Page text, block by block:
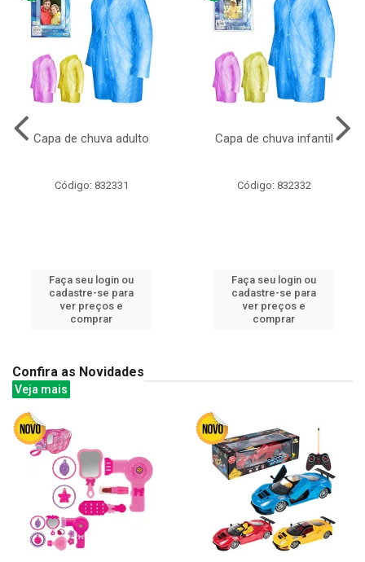
Capa de chuva adulto
Código: 832331
Faça seu login ou
cadastre-se para
ver preços e
comprar
Capa de chuva infantil
Código: 832332
Faça seu login ou
cadastre-se para
ver preços e
comprar
Confira as Novidades
Veja mais